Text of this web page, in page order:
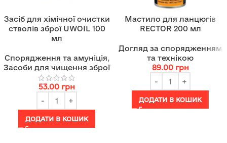
Засіб для хімічної очистки
стволів зброї UWOIL 100
мл
Спорядження та амуніція,
Засоби для чищення зброї
53.00 грн
ДОДАТИ В КОШИК
Мастило для ланцюгів
RECTOR 200 мл
Догляд за спорядженням
та технікою
89.00 грн
ДОДАТИ В КОШИК